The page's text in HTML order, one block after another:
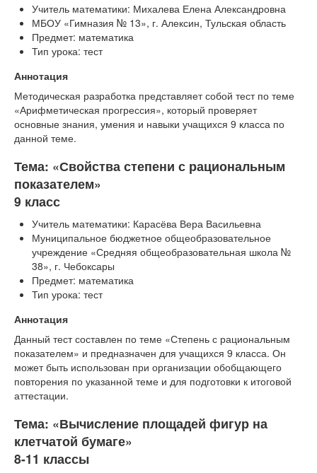
Учитель математики: Михалева Елена Александровна
МБОУ «Гимназия № 13», г. Алексин, Тульская область
Предмет: математика
Тип урока: тест
Аннотация
Методическая разработка представляет собой тест по теме
«Арифметическая прогрессия», который проверяет
основные знания, умения и навыки учащихся 9 класса по
данной теме.
Тема: «Свойства степени с рациональным
показателем»
9 класс
Учитель математики: Карасёва Вера Васильевна
Муниципальное бюджетное общеобразовательное
учреждение «Средняя общеобразовательная школа №
38», г. Чебоксары
Предмет: математика
Тип урока: тест
Аннотация
Данный тест составлен по теме «Степень с рациональным
показателем» и предназначен для учащихся 9 класса. Он
может быть использован при организации обобщающего
повторения по указанной теме и для подготовки к итоговой
аттестации.
Тема: «Вычисление площадей фигур на
клетчатой бумаге»
8-11 классы